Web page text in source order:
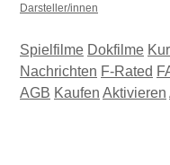
Darsteller/innen
Spielfilme Dokfilme
Nachrichten F-Rated
AGB Kaufen Aktivieren